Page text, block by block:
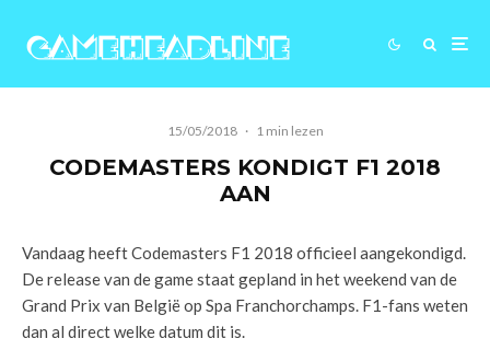
15/05/2018 · 1 min lezen
CODEMASTERS KONDIGT F1 2018
AAN
Vandaag heeft Codemasters F1 2018 officieel aangekondigd.
De release van de game staat gepland in het weekend van de
Grand Prix van België op Spa Franchorchamps. F1-fans weten
dan al direct welke datum dit is.